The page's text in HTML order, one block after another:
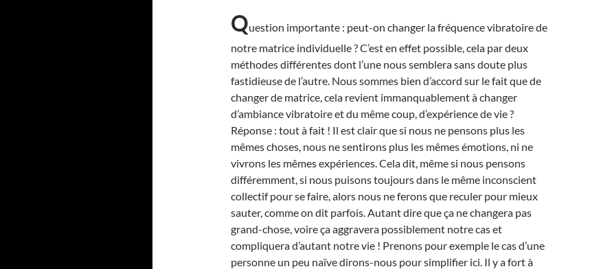
Question importante : peut-on changer la fréquence vibratoire de
notre matrice individuelle ? C’est en effet possible, cela par deux
méthodes différentes dont l’une nous semblera sans doute plus
fastidieuse de l’autre. Nous sommes bien d’accord sur le fait que de
changer de matrice, cela revient immanquablement à changer
d’ambiance vibratoire et du même coup, d’expérience de vie ?
Réponse : tout à fait ! Il est clair que si nous ne pensons plus les
mêmes choses, nous ne sentirons plus les mêmes émotions, ni ne
vivrons les mêmes expériences. Cela dit, même si nous pensons
différemment, si nous puisons toujours dans le même inconscient
collectif pour se faire, alors nous ne ferons que reculer pour mieux
sauter, comme on dit parfois. Autant dire que ça ne changera pas
grand-chose, voire ça aggravera possiblement notre cas et
compliquera d’autant notre vie ! Prenons pour exemple le cas d’une
personne un peu naïve dirons-nous pour simplifier ici. Il y a fort à